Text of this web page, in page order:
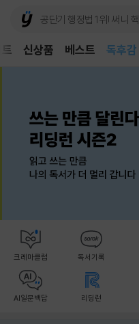
신상품 베스트
어린이
독후감
어린이
크레마클럽 독서기록
AI일문백답 리딩런